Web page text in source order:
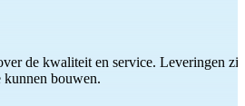
de kwaliteit en service. Leveringen
bouwen.